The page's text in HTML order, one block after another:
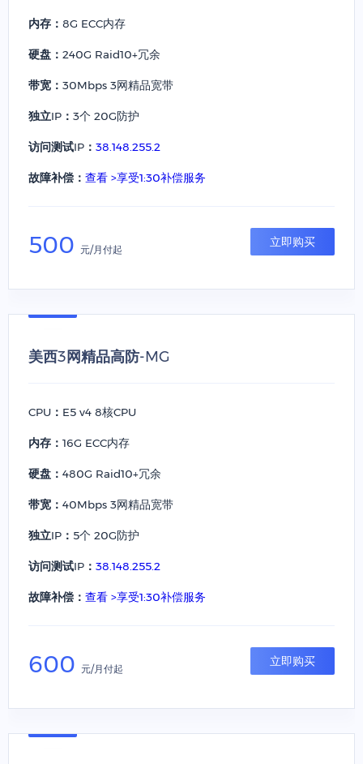
内存： 8G ECC内存
硬盘： 240G Raid10+冗余
带宽： 30Mbps 3网精品宽带
独立IP： 3个 20G防护
访问测试IP： 38.148.255.2
故障补偿： 查看 >享受1:30补偿服务
500 元/月付起
立即购买
美西3网精品高防-MG
CPU： E5 v4 8核CPU
内存： 16G ECC内存
硬盘： 480G Raid10+冗余
带宽： 40Mbps 3网精品宽带
独立IP： 5个 20G防护
访问测试IP： 38.148.255.2
故障补偿： 查看 >享受1:30补偿服务
600 元/月付起
立即购买